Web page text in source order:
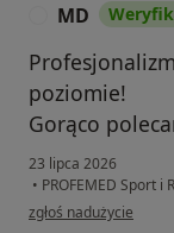
MD
poziomie!
Gorąco
23 lipca 2026
• PROFEMED Sport i
w opinii użytkownika
zgłoś nadużycie